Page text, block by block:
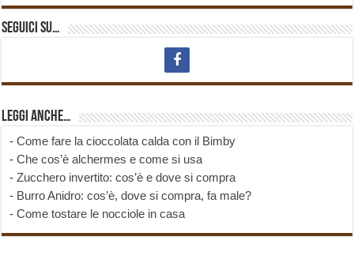
Seguici su…
Leggi anche…
-Come fare la cioccolata calda con il Bimby
-Che cos’è alchermes e come si usa
-Zucchero invertito: cos’è e dove si compra
- Burro Anidro: cos’è, dove si compra, fa male?
-Come tostare le nocciole in casa